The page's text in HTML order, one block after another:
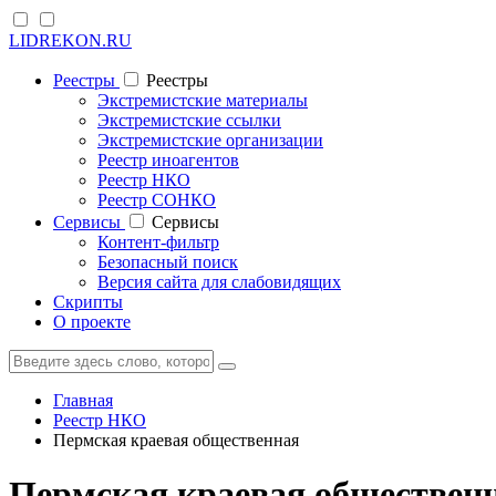
LIDREKON.RU
Реестры
Реестры
Экстремистские материалы
Экстремистские ссылки
Экстремистские организации
Реестр иноагентов
Реестр НКО
Реестр СОНКО
Cервисы
Cервисы
Контент-фильтр
Безопасный поиск
Версия сайта для слабовидящих
Скрипты
О проекте
Главная
Реестр НКО
Пермская краевая общественная